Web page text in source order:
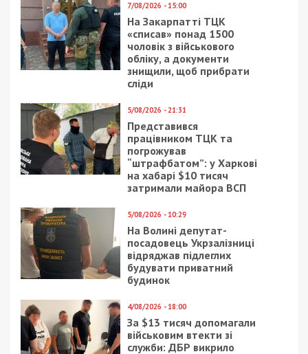
7/08/2026 - 15:00
На Закарпатті ТЦК
«списав» понад 1500
чоловік з військового
обліку, а документи
знищили, щоб прибрати
сліди
5/08/2026 - 21:31
Представився
працівником ТЦК та
погрожував
“штрафбатом”: у Харкові
на хабарі $10 тисяч
затримали майора ВСП
5/08/2026 - 10:29
На Волині депутат-
посадовець Укрзалізниці
відряджав підлеглих
будувати приватний
будинок
4/08/2026 - 18:00
За $13 тисяч допомагали
військовим втекти зі
служби: ДБР викрило